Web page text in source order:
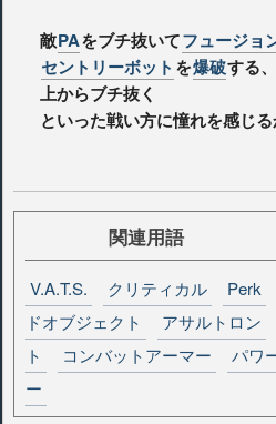
敵PAをブチ抜いてフュージョ
セントリーボット を爆破する、
上からブチ抜く
といった戦い方に憧れを感じ
関連用語
V.A.T.S. クリティカル Perk
ドオブジェクト
アサルトロン
ト
コンバットアーマー パワ
ー